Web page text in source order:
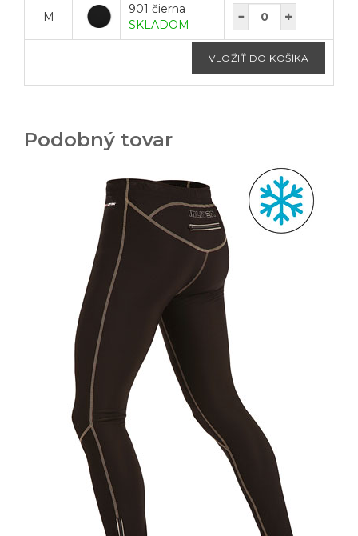
M
901 čierna
SKLADOM
Podobný tovar